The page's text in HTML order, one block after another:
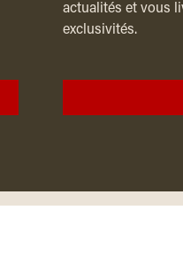
actualités et vous
exclusivités.